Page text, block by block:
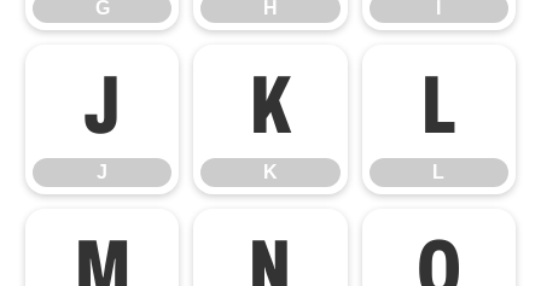
G H
J
J
K
K
L
L